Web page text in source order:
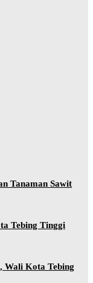
Tanaman Sawit
Tebing Tinggi
Wali Kota Tebing